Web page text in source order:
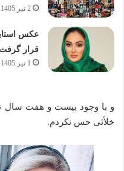
2 تیر 1405
عکس
قرار گرفت
1 تیر 1405
و با وجود بیست و هفت سال
خلأئی حس نکردم.